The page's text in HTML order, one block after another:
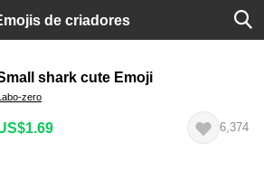
de criadores
shark cute Emoji
zero
6,374